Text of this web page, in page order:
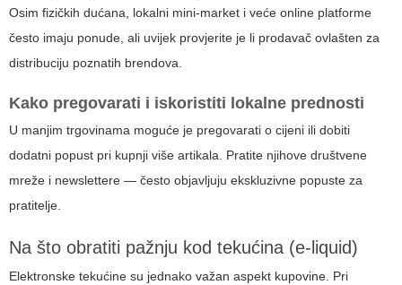
Osim fizičkih dućana, lokalni mini-market i veće online platforme
često imaju ponude, ali uvijek provjerite je li prodavač ovlašten za
distribuciju poznatih brendova.
Kako pregovarati i iskoristiti lokalne prednosti
U manjim trgovinama moguće je pregovarati o cijeni ili dobiti
dodatni popust pri kupnji više artikala. Pratite njihove društvene
mreže i newslettere — često objavljuju ekskluzivne popuste za
pratitelje.
Na što obratiti pažnju kod tekućina (e-liquid)
Elektronske tekućine su jednako važan aspekt kupovine. Pri